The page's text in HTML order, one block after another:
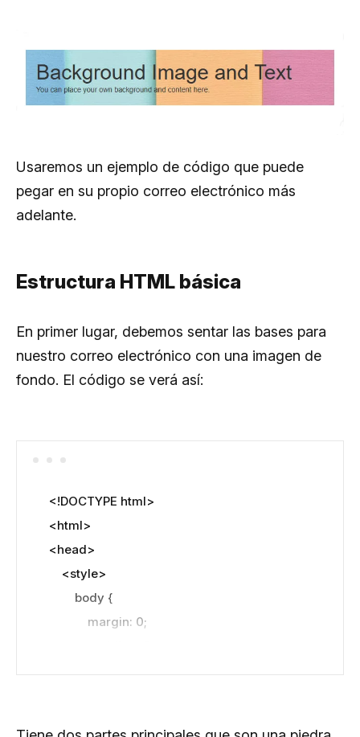
Usaremos un ejemplo de código que puede
pegar en su propio correo electrónico más
adelante.
Estructura HTML básica
En primer lugar, debemos sentar las bases para
nuestro correo electrónico con una imagen de
fondo. El código se verá así:
<!DOCTYPE html>
<html>
<head>